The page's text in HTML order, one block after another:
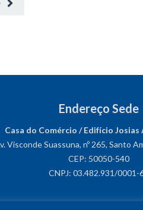
Endereço Sede
Casa do Comércio / Edifício
Visconde Suassuna, nº 265, Santo
CEP: 50050-540
CNPJ: 03.482.931/0001-